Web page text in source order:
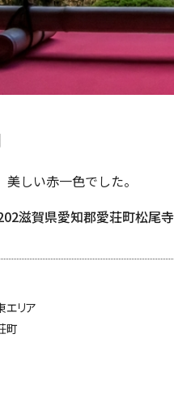
しい赤一色でした。
滋賀県愛知郡愛荘町松
エリア
町